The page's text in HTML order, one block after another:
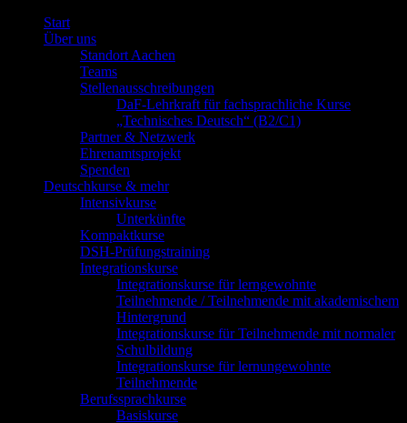
Start
Über uns
Standort Aachen
Teams
Stellenausschreibungen
DaF-Lehrkraft für fachsprachliche Kurse
„Technisches Deutsch“ (B2/C1)
Partner & Netzwerk
Ehrenamtsprojekt
Spenden
Deutschkurse & mehr
Intensivkurse
Unterkünfte
Kompaktkurse
DSH-Prüfungstraining
Integrationskurse
Integrationskurse für lerngewohnte
Teilnehmende / Teilnehmende mit akademischem
Hintergrund
Integrationskurse für Teilnehmende mit normaler
Schulbildung
Integrationskurse für lernungewohnte
Teilnehmende
Berufssprachkurse
Basiskurse